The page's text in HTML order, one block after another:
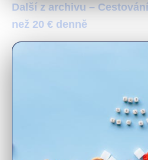
Další z archivu –
než 20 € denně